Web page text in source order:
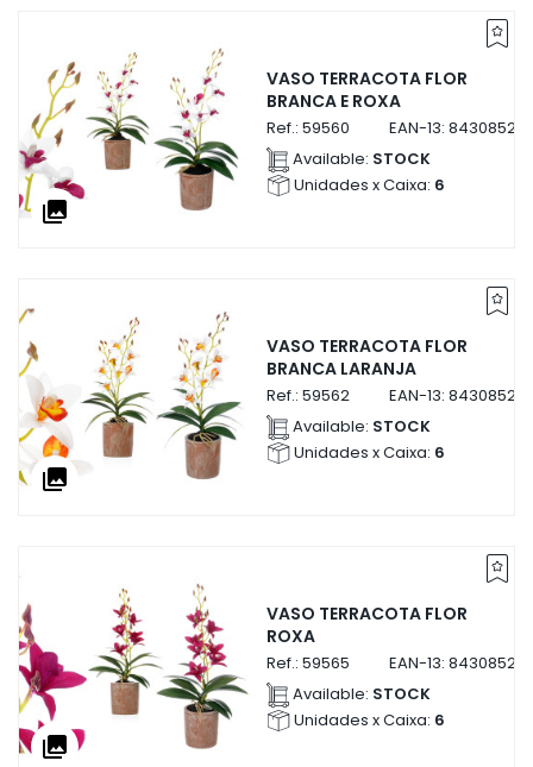
collections
VASO TERRACOTA FLOR
BRANCA E ROXA
Ref.: 59560 EAN-13:
Available: STOCK
Unidades x Caixa: 6
collections
VASO TERRACOTA FLOR
BRANCA LARANJA
Ref.: 59562 EAN-13:
Available: STOCK
Unidades x Caixa: 6
collections
VASO TERRACOTA FLOR
ROXA
Ref.: 59565 EAN-13:
Available: STOCK
Unidades x Caixa: 6